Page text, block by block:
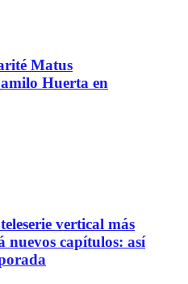
Matus
Huerta en
vertical más
nuevos capítulos: así